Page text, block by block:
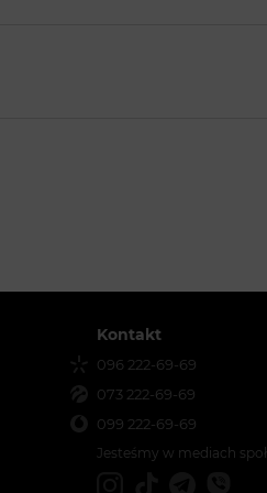
Kontakt
096 222-69-69
073 222-69-69
099 222-69-69
Jesteśmy w mediach